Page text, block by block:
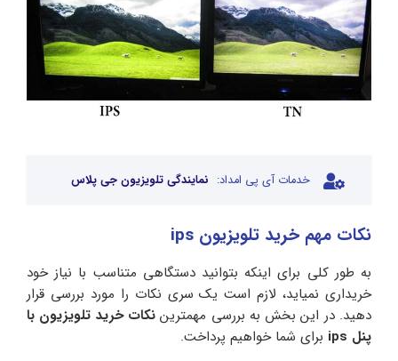
خدمات آی پی امداد: نمایندگی تلویزیون جی پلاس
نکات مهم خرید تلویزیون ips
به طور کلی برای اینکه بتوانید دستگاهی متناسب با نیاز خود
خریداری نمیاید، لازم است یک سری نکات را مورد بررسی قرار
دهید. در این بخش به بررسی مهمتریننکات خرید تلویزیون با
پنل ips
برای شما خواهیم پرداخت.